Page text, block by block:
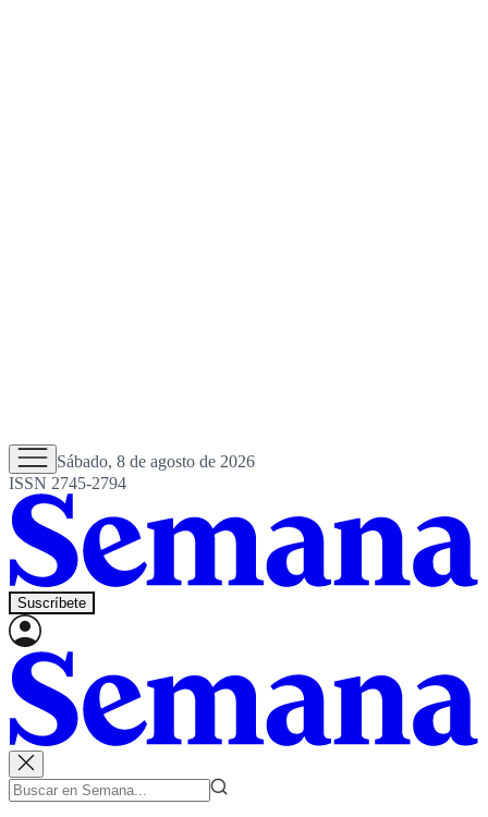
Sábado, 8 de agosto de 2026
ISSN 2745-2794
Suscríbete